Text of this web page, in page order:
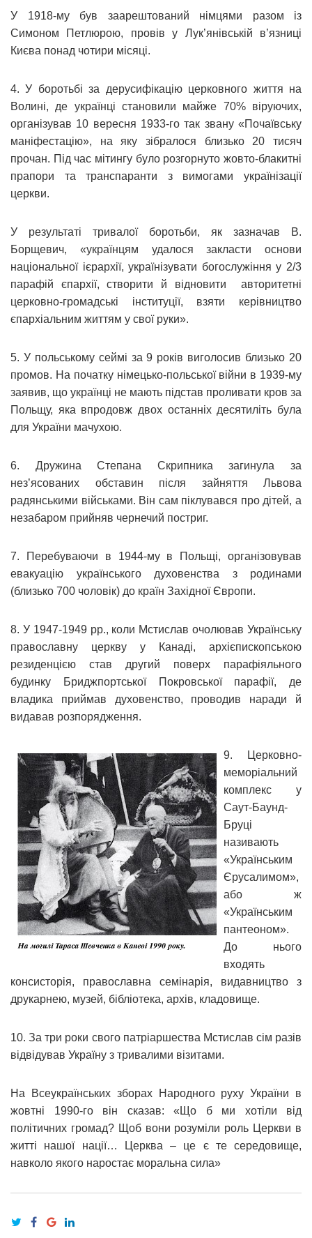
У 1918-му був заарештований німцями разом із
Симоном Петлюрою, провів у Лук’янівській в’язниці
Києва понад чотири місяці.
4. У боротьбі за дерусифікацію церковного життя на
Волині, де українці становили майже 70% віруючих,
організував 10 вересня 1933-го так звану «Почаївську
маніфестацію», на яку зібралося близько 20 тисяч
прочан. Під час мітингу було розгорнуто жовто-блакитні
прапори та транспаранти з вимогами українізації
церкви.
У результаті тривалої боротьби, як зазначав В.
Борщевич, «українцям удалося закласти основи
національної ієрархії, українізувати богослужіння у 2/3
парафій єпархії, створити й відновити авторитетні
церковно-громадські інституції, взяти керівництво
єпархіальним життям у свої руки».
5. У польському сеймі за 9 років виголосив близько 20
промов. На початку німецько-польської війни в 1939-му
заявив, що українці не мають підстав проливати кров за
Польщу, яка впродовж двох останніх десятиліть була
для України мачухою.
6. Дружина Степана Скрипника загинула за
нез’ясованих обставин після зайняття Львова
радянськими військами. Він сам піклувався про дітей, а
незабаром прийняв чернечий постриг.
7. Перебуваючи в 1944-му в Польщі, організовував
евакуацію українського духовенства з родинами
(близько 700 чоловік) до країн Західної Європи.
8. У 1947-1949 рр., коли Мстислав очолював Українську
православну церкву у Канаді, архієпископською
резиденцією став другий поверх парафіяльного
будинку Бриджпортської Покровської парафії, де
владика приймав духовенство, проводив наради й
видавав розпорядження.
9. Церковно-
меморіальний
комплекс у
Саут-Баунд-
Бруці
називають
«Українським
Єрусалимом»,
або ж
«Українським
пантеоном».
До нього
входять
консисторія, православна семінарія, видавництво з
друкарнею, музей, бібліотека, архів, кладовище.
10. За три роки свого патріаршества Мстислав сім разів
відвідував Україну з тривалими візитами.
На Всеукраїнських зборах Народного руху України в
жовтні 1990-го він сказав: «Що б ми хотіли від
політичних громад? Щоб вони розуміли роль Церкви в
житті нашої нації… Церква – це є те середовище,
навколо якого наростає моральна сила»